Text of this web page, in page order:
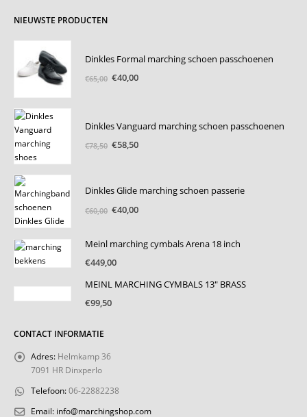
NIEUWSTE PRODUCTEN
Dinkles Formal marching schoen passchoenen
€65,00 Oorspronkelijke
€40,00Huidige
Dinkles Vanguard marching schoen passchoenen
€78,50 Oorspronkelijke
€58,50Huidige
Dinkles Glide marching schoen passerie
€60,00 Oorspronkelijke
€60,00.
€40,00Huidige
€40,00.
Meinl marching cymbals Arena 18 inch
€449,00
MEINL MARCHING CYMBALS 13" BRASS
€99,50
CONTACT INFORMATIE
Adres: Helmkamp 36
7091 HR Dinxperlo
Telefoon:06-22882238
Email: info@marchingshop.com